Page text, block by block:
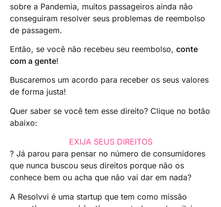
sobre a Pandemia, muitos passageiros ainda não
conseguiram resolver seus problemas de reembolso
de passagem.
Então, se você não recebeu seu reembolso, conte
com a gente!
Buscaremos um acordo para receber os seus valores
de forma justa!
Quer saber se você tem esse direito? Clique no botão
abaixo:
EXIJA SEUS DIREITOS
? Já parou para pensar no número de consumidores
que nunca buscou seus direitos porque não os
conhece bem ou acha que não vai dar em nada?
A Resolvvi é uma startup que tem como missão